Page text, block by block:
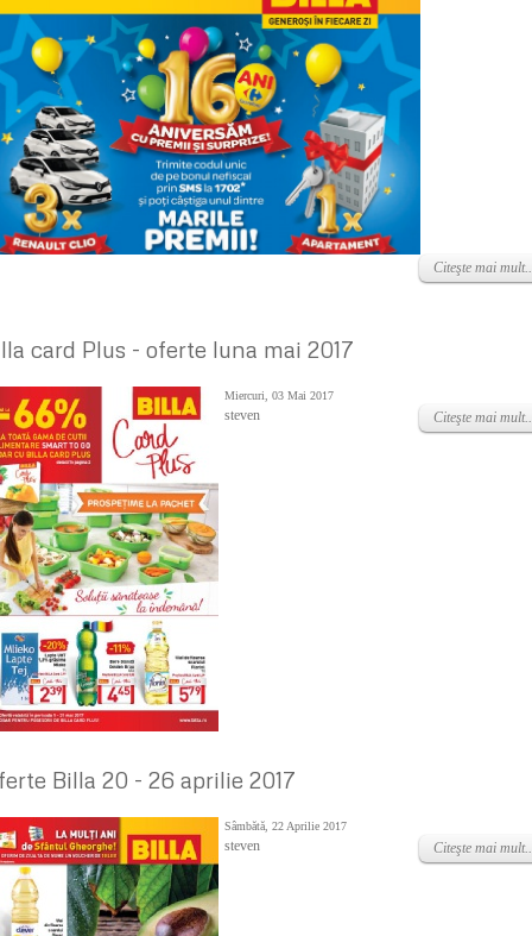
Citeşte mai
card Plus - oferte luna mai 2017
Miercuri, 03 Mai 2017
steven Citeşte mai
Billa 20 - 26 aprilie 2017
Sâmbătă, 22 Aprilie 2017
steven Citeşte mai